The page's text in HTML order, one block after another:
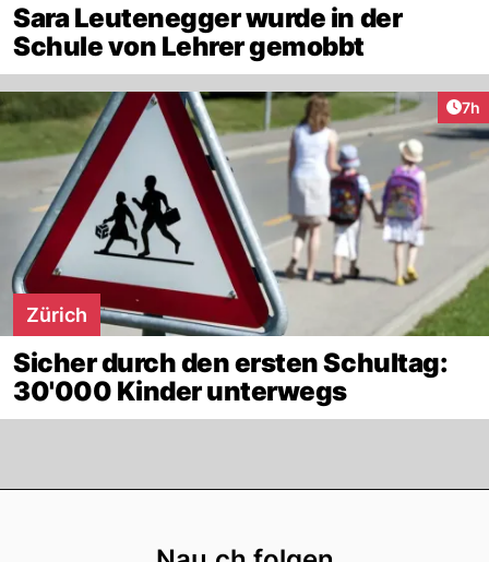
Sara Leutenegger wurde in der
Schule von Lehrer gemobbt
7h
Zürich
Sicher durch den ersten Schultag:
30'000 Kinder unterwegs